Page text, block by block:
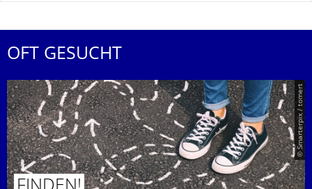
OFT GESUCHT
© Smarterpix / tomert